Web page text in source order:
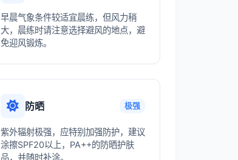
早晨气象条件较适宜晨练，但风力稍
大，晨练时请注意选择避风的地点，避
免迎风锻炼。
防晒 极强
紫外辐射极强，应特别加强防护，建议
涂擦SPF20以上，PA++的防晒护肤
品，并随时补涂。